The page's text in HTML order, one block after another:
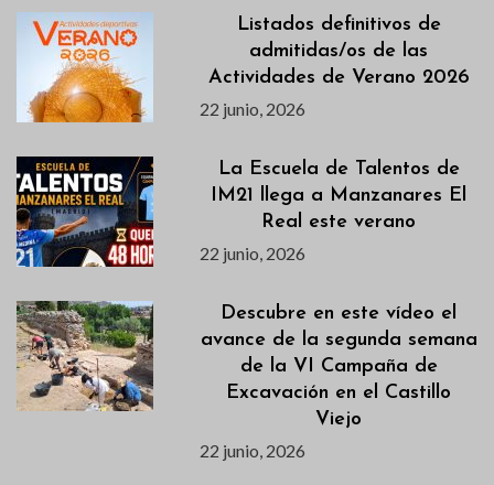
Listados definitivos de
admitidas/os de las
Actividades de Verano 2026
22 junio, 2026
La Escuela de Talentos de
IM21 llega a Manzanares El
Real este verano
22 junio, 2026
Descubre en este vídeo el
avance de la segunda semana
de la VI Campaña de
Excavación en el Castillo
Viejo
22 junio, 2026